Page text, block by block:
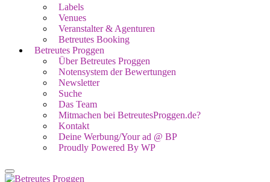
Labels
Venues
Veranstalter & Agenturen
Betreutes Booking
Betreutes Proggen
Über Betreutes Proggen
Notensystem der Bewertungen
Newsletter
Suche
Das Team
Mitmachen bei BetreutesProggen.de?
Kontakt
Deine Werbung/Your ad @ BP
Proudly Powered By WP